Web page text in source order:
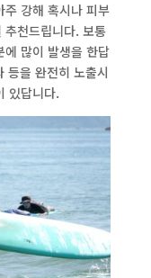
주 강해 혹시나 피부
추천드립니다. 보통
에 많이 발생을 한답
등을 완전히 노출시
있답니다.